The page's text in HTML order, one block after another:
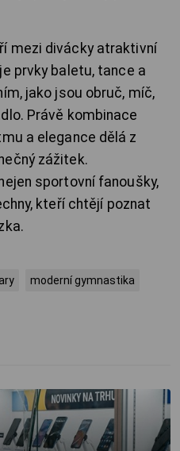
mezi divácky atraktivní
prvky baletu, tance a
jako jsou obruč, míč,
Právě kombinace
a elegance dělá z
zážitek.
sportovní fanoušky,
kteří chtějí poznat
moderní gymnastika